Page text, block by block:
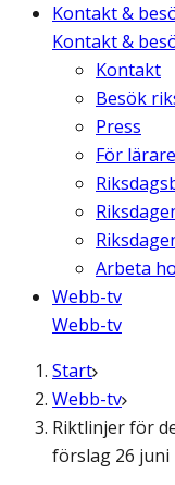
Kontakt &
Kontakt &
Kontakt
Besök
Press
För lärare
Arbeta
Webb-tv
Webb-tv
Start
Webb-tv
Riktlinjer för
förslag 26 juni